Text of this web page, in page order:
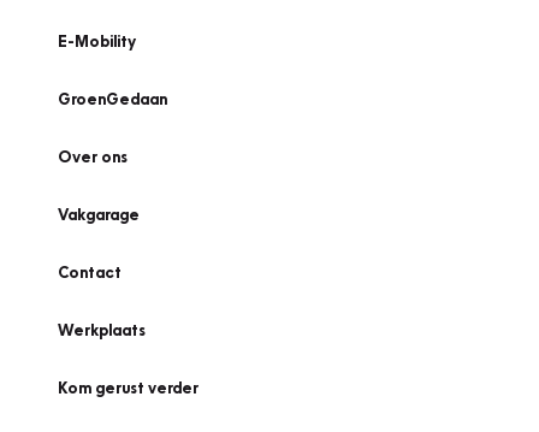
E-Mobility
GroenGedaan
Over ons
Vakgarage
Contact
Werkplaats
Kom gerust verder